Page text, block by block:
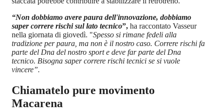
“Non dobbiamo avere paura dell'innovazione, dobbiamo
saper correre rischi sul lato tecnico”, ha raccontato Vasseur
nella giornata di giovedì. "Spesso si rimane fedeli alla
tradizione per paura, ma non è il nostro caso. Correre rischi fa
parte del Dna del nostro sport e deve far parte del Dna
tecnico. Bisogna saper correre rischi tecnici se si vuole
vincere”.
Chiamatelo pure movimento
Macarena